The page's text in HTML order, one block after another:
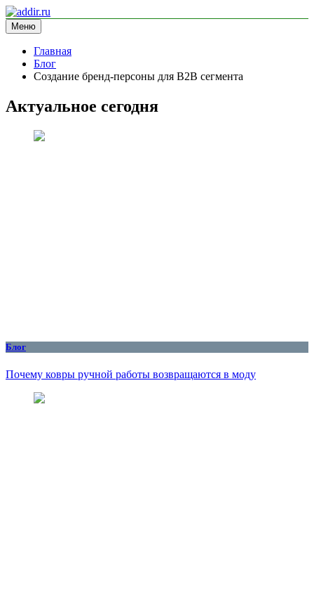
Перейти
к
содержимому
addir.ru
блог про маркетинг
Меню
Главная
Блог
Создание бренд-персоны для B2B сегмента
Актуальное сегодня
Блог
Почему ковры ручной работы возвращаются в моду